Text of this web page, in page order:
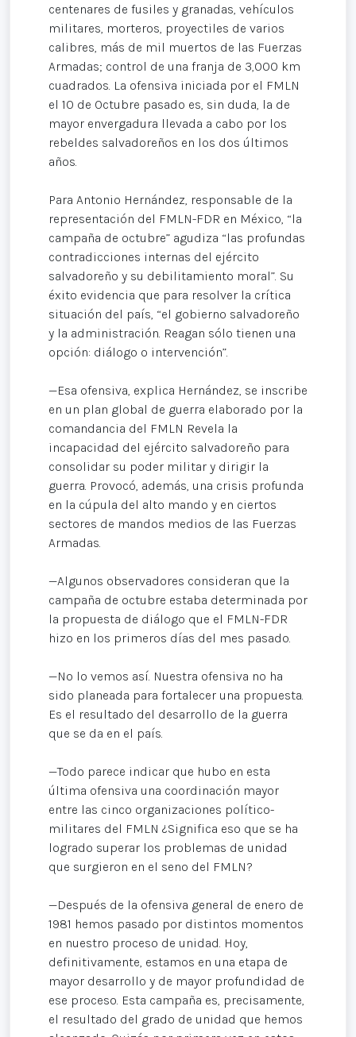
centenares de fusiles y granadas, vehículos
militares, morteros, proyectiles de varios
calibres, más de mil muertos de las Fuerzas
Armadas; control de una franja de 3,000 km
cuadrados. La ofensiva iniciada por el FMLN
el 10 de Octubre pasado es, sin duda, la de
mayor envergadura llevada a cabo por los
rebeldes salvadoreños en los dos últimos
años.
Para Antonio Hernández, responsable de la
representación del FMLN-FDR en México, “la
campaña de octubre” agudiza “las profundas
contradicciones internas del ejército
salvadoreño y su debilitamiento moral”. Su
éxito evidencia que para resolver la crítica
situación del país, “el gobierno salvadoreño
y la administración. Reagan sólo tienen una
opción: diálogo o intervención”.
—Esa ofensiva, explica Hernández, se inscribe
en un plan global de guerra elaborado por la
comandancia del FMLN Revela la
incapacidad del ejército salvadoreño para
consolidar su poder militar y dirigir la
guerra. Provocó, además, una crisis profunda
en la cúpula del alto mando y en ciertos
sectores de mandos medios de las Fuerzas
Armadas.
—Algunos observadores consideran que la
campaña de octubre estaba determinada por
la propuesta de diálogo que el FMLN-FDR
hizo en los primeros días del mes pasado.
—No lo vemos así. Nuestra ofensiva no ha
sido planeada para fortalecer una propuesta.
Es el resultado del desarrollo de la guerra
que se da en el país.
—Todo parece indicar que hubo en esta
última ofensiva una coordinación mayor
entre las cinco organizaciones político-
militares del FMLN ¿Significa eso que se ha
logrado superar los problemas de unidad
que surgieron en el seno del FMLN?
—Después de la ofensiva general de enero de
1981 hemos pasado por distintos momentos
en nuestro proceso de unidad. Hoy,
definitivamente, estamos en una etapa de
mayor desarrollo y de mayor profundidad de
ese proceso. Esta campaña es, precisamente,
el resultado del grado de unidad que hemos